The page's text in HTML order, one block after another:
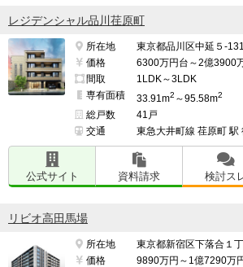
レジデンシャル品川荏原町
所在地
東京都品川区中延５-
価格
6300万円台～2億3900
間取
1LDK～3LDK
専有面積
33.91m2 ～95.58m2
総戸数
41戸
交通
東急大井町線 荏原町 駅
公式サイト 資料請求 検討ス
リビオ高田馬場
所在地
東京都新宿区下落合１
価格
9890万円～1億7290万